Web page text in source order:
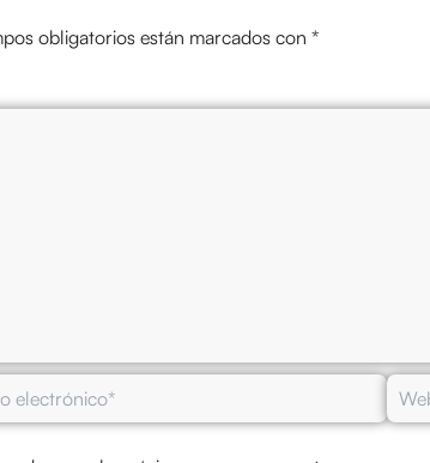
obligatorios están marcados con *
Web